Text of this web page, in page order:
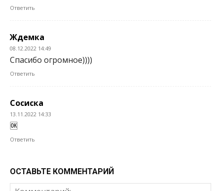
Ответить
Ждемка
08.12.2022 14:49
Спасибо огромное))))
Ответить
Сосиска
13.11.2022 14:33
🆗
Ответить
ОСТАВЬТЕ КОММЕНТАРИЙ